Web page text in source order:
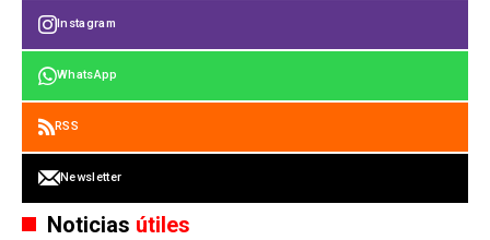
Instagram
WhatsApp
RSS
Newsletter
Noticias útiles